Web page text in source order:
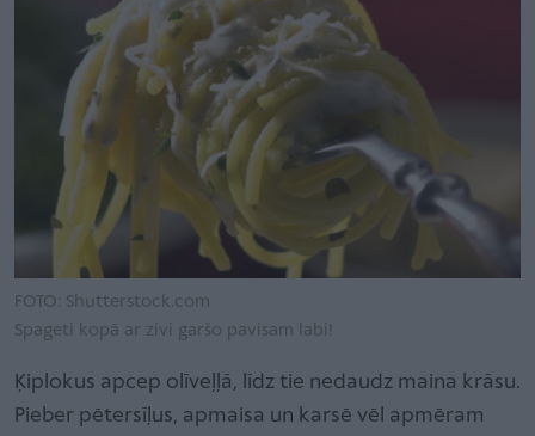
FOTO: Shutterstock.com
Spageti kopā ar zivi garšo pavisam labi!
Ķiplokus apcep olīveļļā, līdz tie nedaudz maina krāsu.
Pieber pētersīļus, apmaisa un karsē vēl apmēram